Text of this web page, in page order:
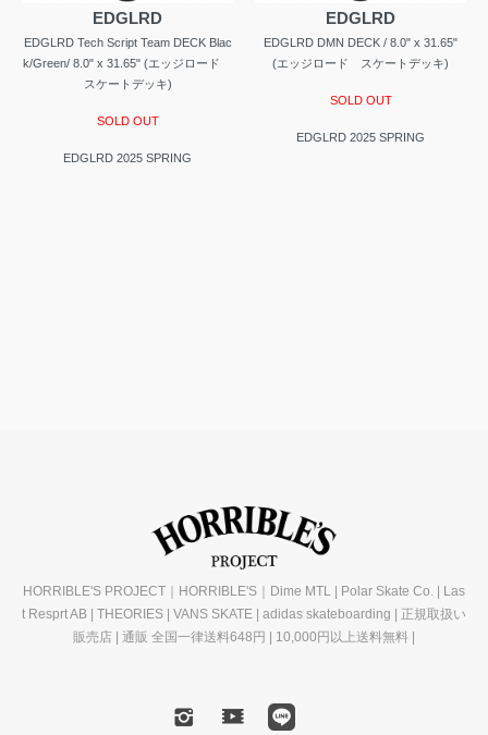
EDGLRD
EDGLRD Tech Script Team DECK Blac
k/Green/ 8.0" x 31.65" (エッジロード
スケートデッキ)
SOLD OUT
EDGLRD 2025 SPRING
EDGLRD
EDGLRD DMN DECK / 8.0" x 31.65"
(エッジロード スケートデッキ)
SOLD OUT
EDGLRD 2025 SPRING
HORRIBLE'S PROJECT｜HORRIBLE'S｜Dime MTL | Polar Skate Co. | Las
t Resprt AB | THEORIES | VANS SKATE | adidas skateboarding | 正規取扱い
販売店 | 通販 全国一律送料648円 | 10,000円以上送料無料 |